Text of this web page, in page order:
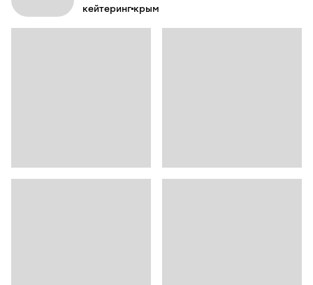
кейтеринг крым